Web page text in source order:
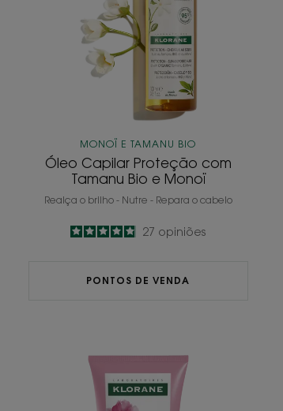
Bio
e
Monoï
MONOÏ E TAMANU BIO
Óleo Capilar Proteção com
Tamanu Bio e Monoï
Realça o brilho - Nutre - Repara o cabelo
4.9
/
5
27 opiniões
PONTOS DE VENDA
Peónia